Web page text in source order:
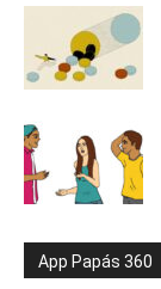
App Papás 360